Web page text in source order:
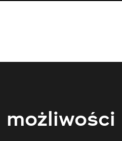
możliwości